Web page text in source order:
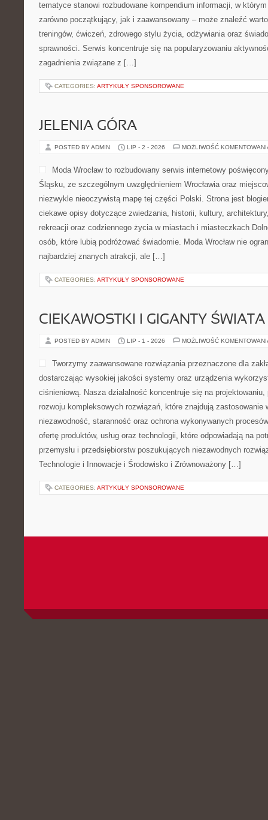
tematyce stanowi rozbudowane kompendium informacji, w
zarówno początkujący, jak i zaawansowany – może znaleźć
treningów, ćwiczeń, zdrowego stylu życia, odżywiania oraz
sprawności. Serwis koncentruje się na popularyzowaniu
zagadnienia związane z […]
CATEGORIES: ARTYKUŁY SPONSOROWANE
JELENIA GÓRA
POSTED BY ADMIN LIP - 2 - 2026 MOŻLIWOŚĆ
Moda Wrocław to rozbudowany serwis internetowy
Śląsku, ze szczególnym uwzględnieniem Wrocławia oraz
niezwykle nieoczywistą mapę tej części Polski. Strona jest
ciekawe opisy dotyczące zwiedzania, historii, kultury,
rekreacji oraz codziennego życia w miastach i miasteczkach
osób, które lubią podróżować świadomie. Moda Wrocław nie
najbardziej znanych atrakcji, ale […]
CATEGORIES: ARTYKUŁY SPONSOROWANE
CIEKAWOSTKI I GIGANTY ŚWIATA
POSTED BY ADMIN LIP - 1 - 2026 MOŻLIWOŚĆ
Tworzymy zaawansowane rozwiązania przeznaczone dla
dostarczając wysokiej jakości systemy oraz urządzenia
ciśnieniową. Nasza działalność koncentruje się na
rozwoju kompleksowych rozwiązań, które znajdują
niezawodność, staranność oraz ochrona wykonywanych
ofertę produktów, usług oraz technologii, które odpowiadają na
przemysłu i przedsiębiorstw poszukujących niezawodnych
Technologie i Innowacje i Środowisko i Zrównoważony […]
CATEGORIES: ARTYKUŁY SPONSOROWANE